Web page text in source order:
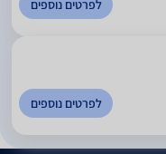
לפרטים נוספים
לפרטים נוספים